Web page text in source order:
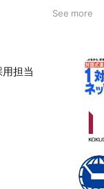
See more
用担当